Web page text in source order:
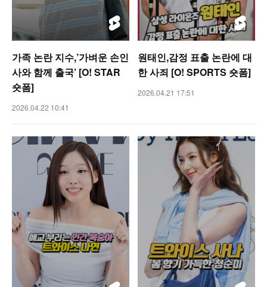
가족 논란 지수,’가벼운 손인
사와 함께 출국’ [O! STAR
숏폼]
2026.04.22 10:41
원태인,감정 표출 논란에 대
한 사죄 [O! SPORTS 숏폼]
2026.04.21 17:51